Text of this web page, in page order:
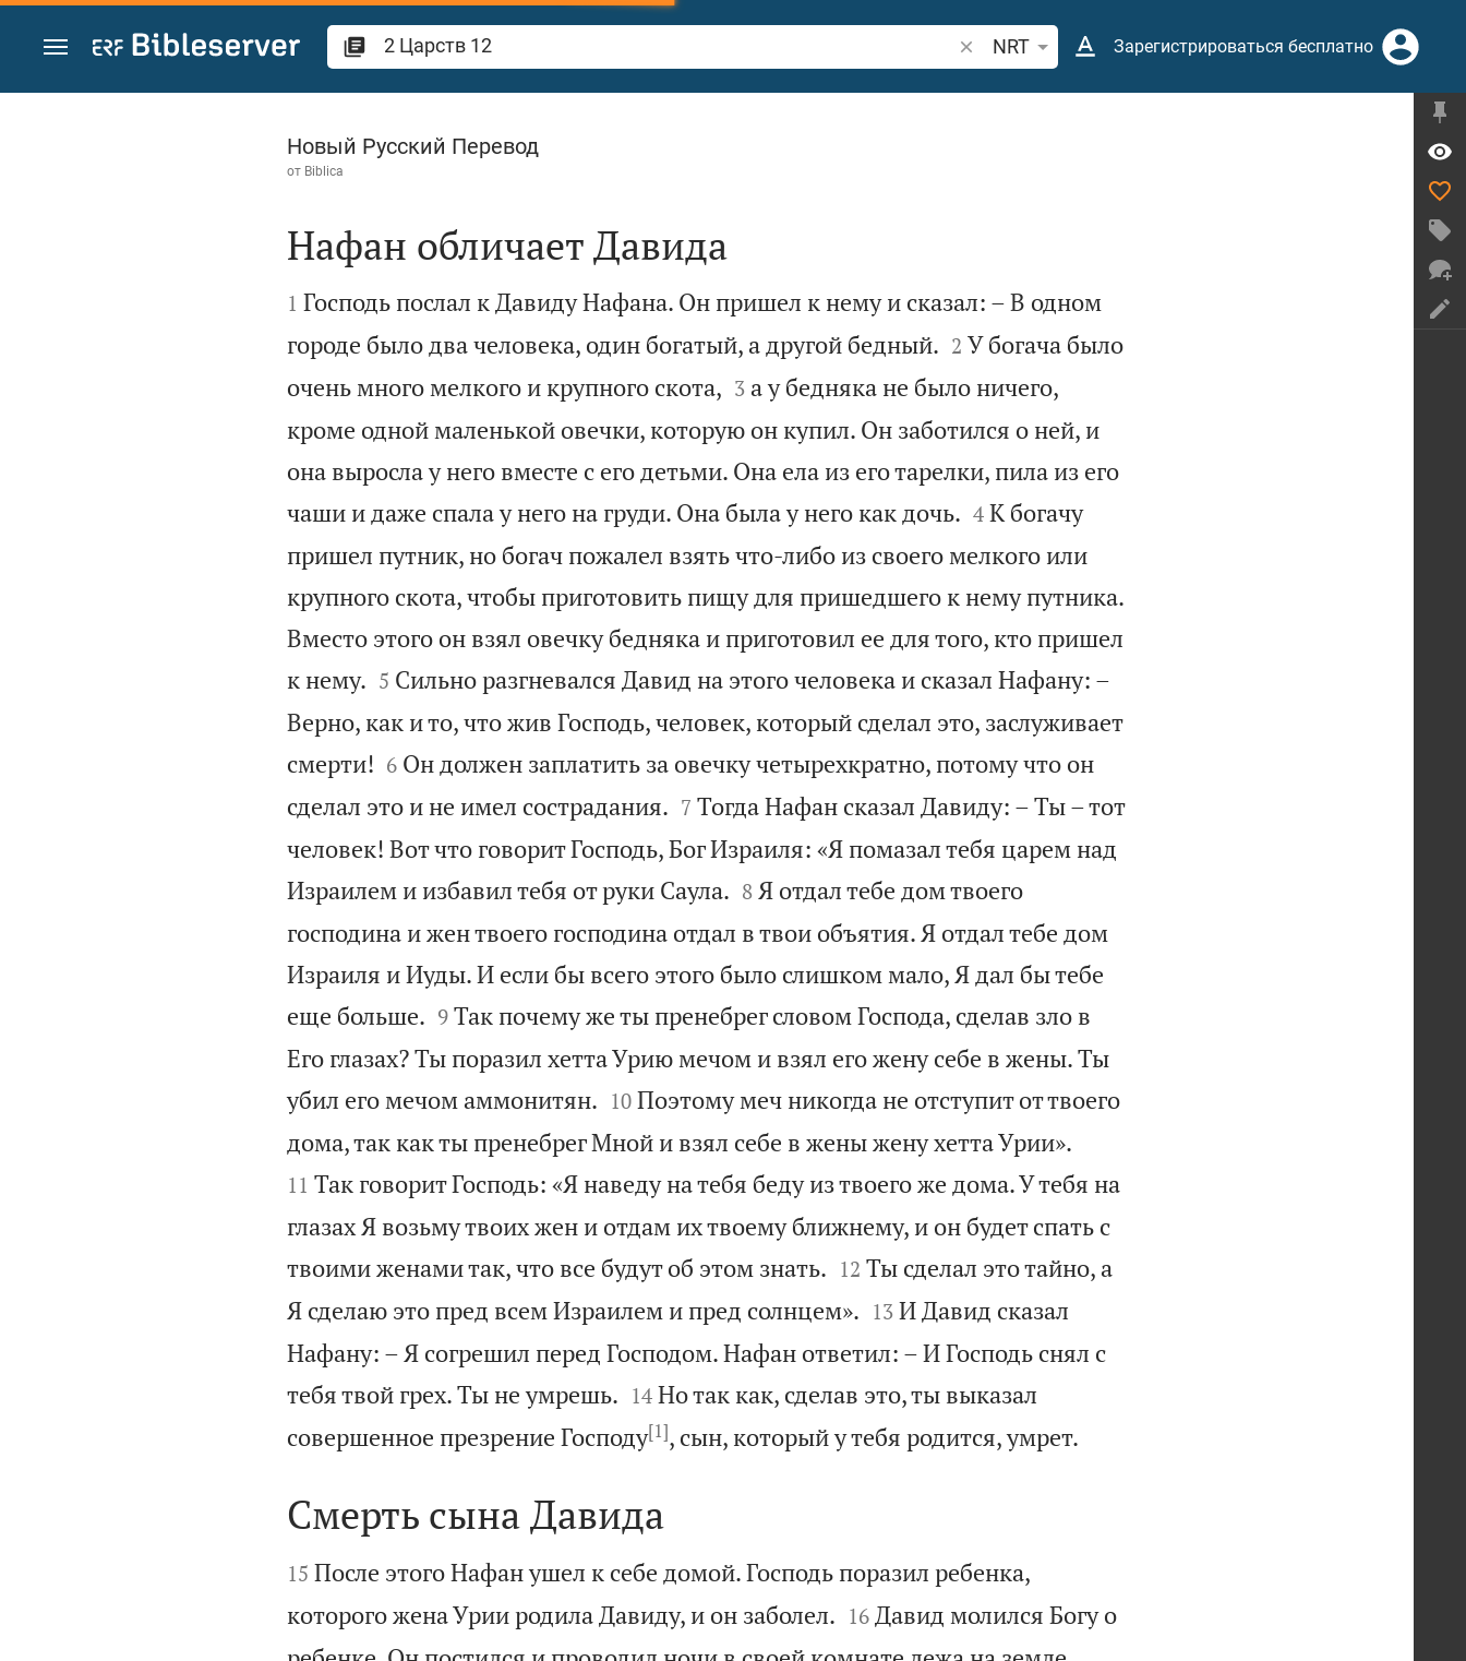
Перейти к содержанию
Поиск по отрывку из Библии или термину
NRT Зарегистрироваться бесплатно
2 Царств 12
Новый Русский Перевод
от Biblica

Нафан обличает Давида

1 Господь послал к Давиду Нафана. Он пришел к нему и сказал: – В одном
городе было два человека, один богатый, а другой бедный.
2 У богача было
очень много мелкого и крупного скота,
3 а у бедняка не было ничего,
кроме одной маленькой овечки, которую он купил. Он заботился о ней, и
она выросла у него вместе с его детьми. Она ела из его тарелки, пила из его
чаши и даже спала у него на груди. Она была у него как дочь.
4 К богачу
пришел путник, но богач пожалел взять что-либо из своего мелкого или
крупного скота, чтобы приготовить пищу для пришедшего к нему путника.
Вместо этого он взял овечку бедняка и приготовил ее для того, кто пришел
к нему.
5 Сильно разгневался Давид на этого человека и сказал Нафану: –
Верно, как и то, что жив Господь, человек, который сделал это, заслуживает
смерти!
6 Он должен заплатить за овечку четырехкратно, потому что он
сделал это и не имел сострадания.
7 Тогда Нафан сказал Давиду: – Ты – тот
человек! Вот что говорит Господь, Бог Израиля: «Я помазал тебя царем над
Израилем и избавил тебя от руки Саула.
8 Я отдал тебе дом твоего
господина и жен твоего господина отдал в твои объятия. Я отдал тебе дом
Израиля и Иуды. И если бы всего этого было слишком мало, Я дал бы тебе
еще больше.
9 Так почему же ты пренебрег словом Господа, сделав зло в
Его глазах? Ты поразил хетта Урию мечом и взял его жену себе в жены. Ты
убил его мечом аммонитян.
10 Поэтому меч никогда не отступит от твоего
дома, так как ты пренебрег Мной и взял себе в жены жену хетта Урии».
11 Так говорит Господь: «Я наведу на тебя беду из твоего же дома. У тебя на
глазах Я возьму твоих жен и отдам их твоему ближнему, и он будет спать с
твоими женами так, что все будут об этом знать.
12 Ты сделал это тайно, а
Я сделаю это пред всем Израилем и пред солнцем».
13 И Давид сказал
Нафану: – Я согрешил перед Господом. Нафан ответил: – И Господь снял с
тебя твой грех. Ты не умрешь.
14 Но так как, сделав это, ты выказал
совершенное презрение Господу[1], сын, который у тебя родится, умрет.

Смерть сына Давида

15 После этого Нафан ушел к себе домой. Господь поразил ребенка,
которого жена Урии родила Давиду, и он заболел.
16 Давид молился Богу о